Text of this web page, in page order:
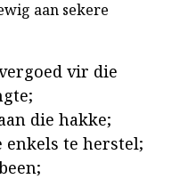
aan sekere
vir die
die hakke;
enkels te herstel;